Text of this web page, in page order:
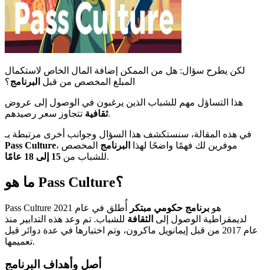
لكن يطرح سؤال: هل من الممكن إضافة المال الخاص لاستكمال
المبلغ المخصص من قبل البرنامج؟
هذا التساؤل مهم للشباب الذين يرغبون في الوصول إلى عروض
ثقافيةتتجاوز سعر رصيدهم.
في هذه المقالة، سنستكشف هذا السؤال وجوانب أخرى مرتبطة بـ
Pass Culture
، موفرين لك فهمًا واضحًا لهذا البرنامج المخصص
للشباب من 15 إلى 18 عامًا .
ما هو Pass Culture؟
Pass Culture هو برنامج حكومي مبتكر
أُطلق في عام 2021
لديمقراطية الوصول إلى الثقافة للشباب. تم وعد هذه التدابير منذ
عام 2017 من قبل إيمانويل ماكرون، وتم اختبارها في عدة دوائر قبل
تعميمها.
أصل وأهداف البرنامج